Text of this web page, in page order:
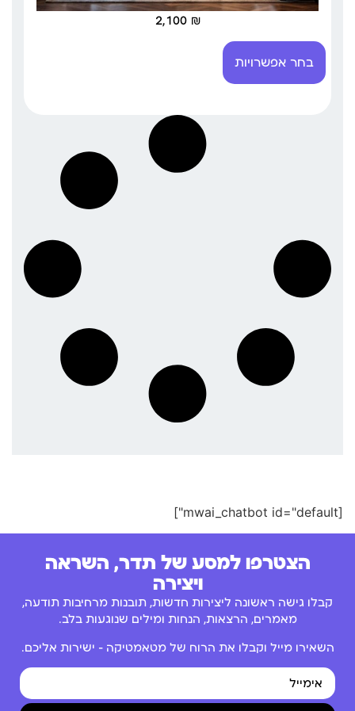
2,100 ₪
בחר אפשרויות
[mwai_chatbot id="default"]
הצטרפו למסע של תדר, השראה
ויצירה
קבלו גישה ראשונה ליצירות חדשות, תובנות מרחיבות תודעה,
מאמרים, הרצאות, הנחות ומילים שנוגעות בלב.
השאירו מייל וקבלו את הרוח של מטאמטיקה – ישירות אליכם.